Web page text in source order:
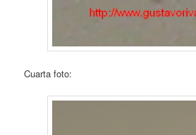
Cuarta foto: